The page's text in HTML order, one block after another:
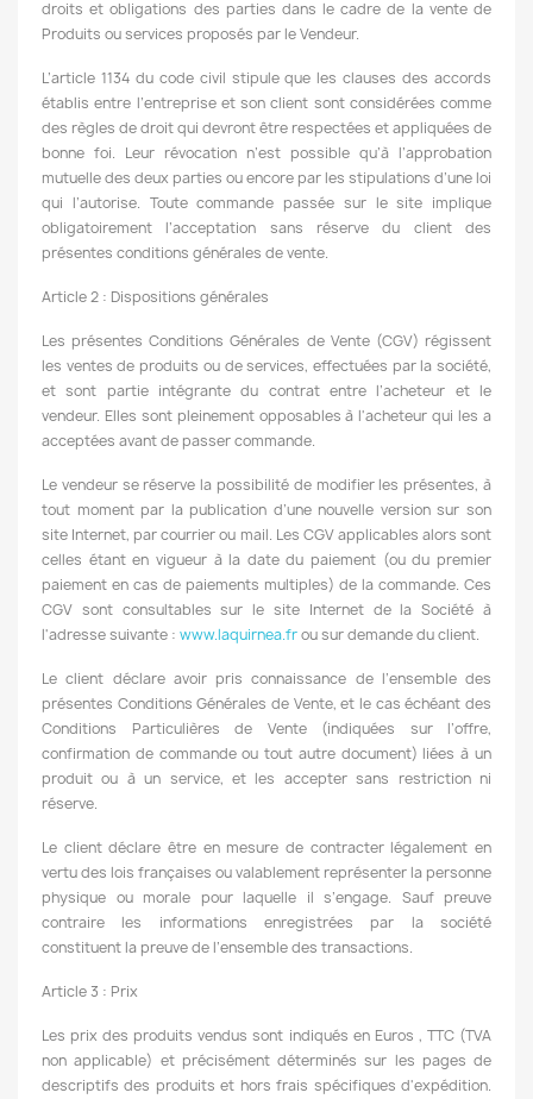
droits et obligations des parties dans le cadre de la vente de
Produits ou services proposés par le Vendeur.
L’article 1134 du code civil stipule que les clauses des accords
établis entre l’entreprise et son client sont considérées comme
des règles de droit qui devront être respectées et appliquées de
bonne foi. Leur révocation n’est possible qu’à l’approbation
mutuelle des deux parties ou encore par les stipulations d’une loi
qui l’autorise. Toute commande passée sur le site implique
obligatoirement l’acceptation sans réserve du client des
présentes conditions générales de vente.
Article 2 : Dispositions générales
Les présentes Conditions Générales de Vente (CGV) régissent
les ventes de produits ou de services, effectuées par la société,
et sont partie intégrante du contrat entre l’acheteur et le
vendeur. Elles sont pleinement opposables à l'acheteur qui les a
acceptées avant de passer commande.
Le vendeur se réserve la possibilité de modifier les présentes, à
tout moment par la publication d’une nouvelle version sur son
site Internet, par courrier ou mail. Les CGV applicables alors sont
celles étant en vigueur à la date du paiement (ou du premier
paiement en cas de paiements multiples) de la commande. Ces
CGV sont consultables sur le site Internet de la Société à
l'adresse suivante : www.laquirnea.frou sur demande du client.
Le client déclare avoir pris connaissance de l’ensemble des
présentes Conditions Générales de Vente, et le cas échéant des
Conditions Particulières de Vente (indiquées sur l’offre,
confirmation de commande ou tout autre document) liées à un
produit ou à un service, et les accepter sans restriction ni
réserve.
Le client déclare être en mesure de contracter légalement en
vertu des lois françaises ou valablement représenter la personne
physique ou morale pour laquelle il s’engage. Sauf preuve
contraire les informations enregistrées par la société
constituent la preuve de l’ensemble des transactions.
Article 3 : Prix
Les prix des produits vendus sont indiqués en Euros , TTC (TVA
non applicable) et précisément déterminés sur les pages de
descriptifs des produits et hors frais spécifiques d'expédition.